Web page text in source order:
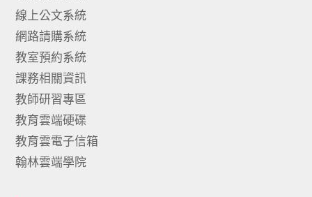
線上公文系統
網路請購系統
教室預約系統
課務相關資訊
教師研習專區
教育雲端硬碟
教育雲電子信箱
翰林雲端學院